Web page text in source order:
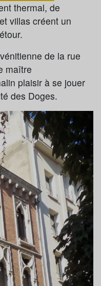
thermal, de
villas créent un
de la rue
maître
plaisir à se jouer
des Doges.